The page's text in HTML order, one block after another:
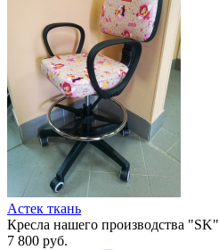
Астек ткань
Кресла нашего производства "SK"
7 800 руб.